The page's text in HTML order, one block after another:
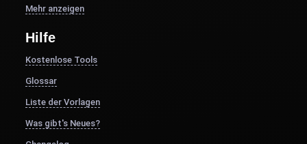
Mehr anzeigen
Hilfe
Kostenlose Tools
Glossar
Liste der Vorlagen
Was gibt's Neues?